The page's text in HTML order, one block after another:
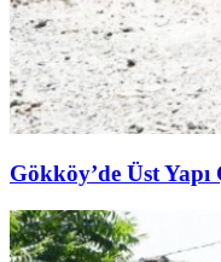
Gökköy’de Üst Yapı